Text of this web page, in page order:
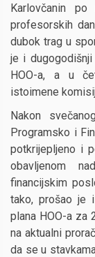
Karlovčanin
profesorskih
dubok trag u
je i
HOO-a, a u
istoimene
Nakon
Programsko i
potkrijepljeno i
obavljenom
financijskim
tako, prošao je
plana HOO-a za
na aktualni
da se u